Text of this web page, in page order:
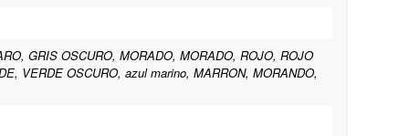
GRIS OSCURO, MORADO, MORADO, ROJO, ROJO
VERDE OSCURO, azul marino, MARRON, MORANDO,